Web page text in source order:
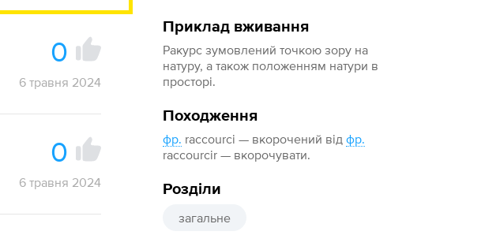
Приклад вживання
Ракурс зумовлений точкою зору на
натуру, а також положенням натури в
просторі.
Походження
фр. raccourci — вкорочений відфр.
raccourcir — вкорочувати.
Розділи
загальне
0
6 травня 2024
0
6 травня 2024